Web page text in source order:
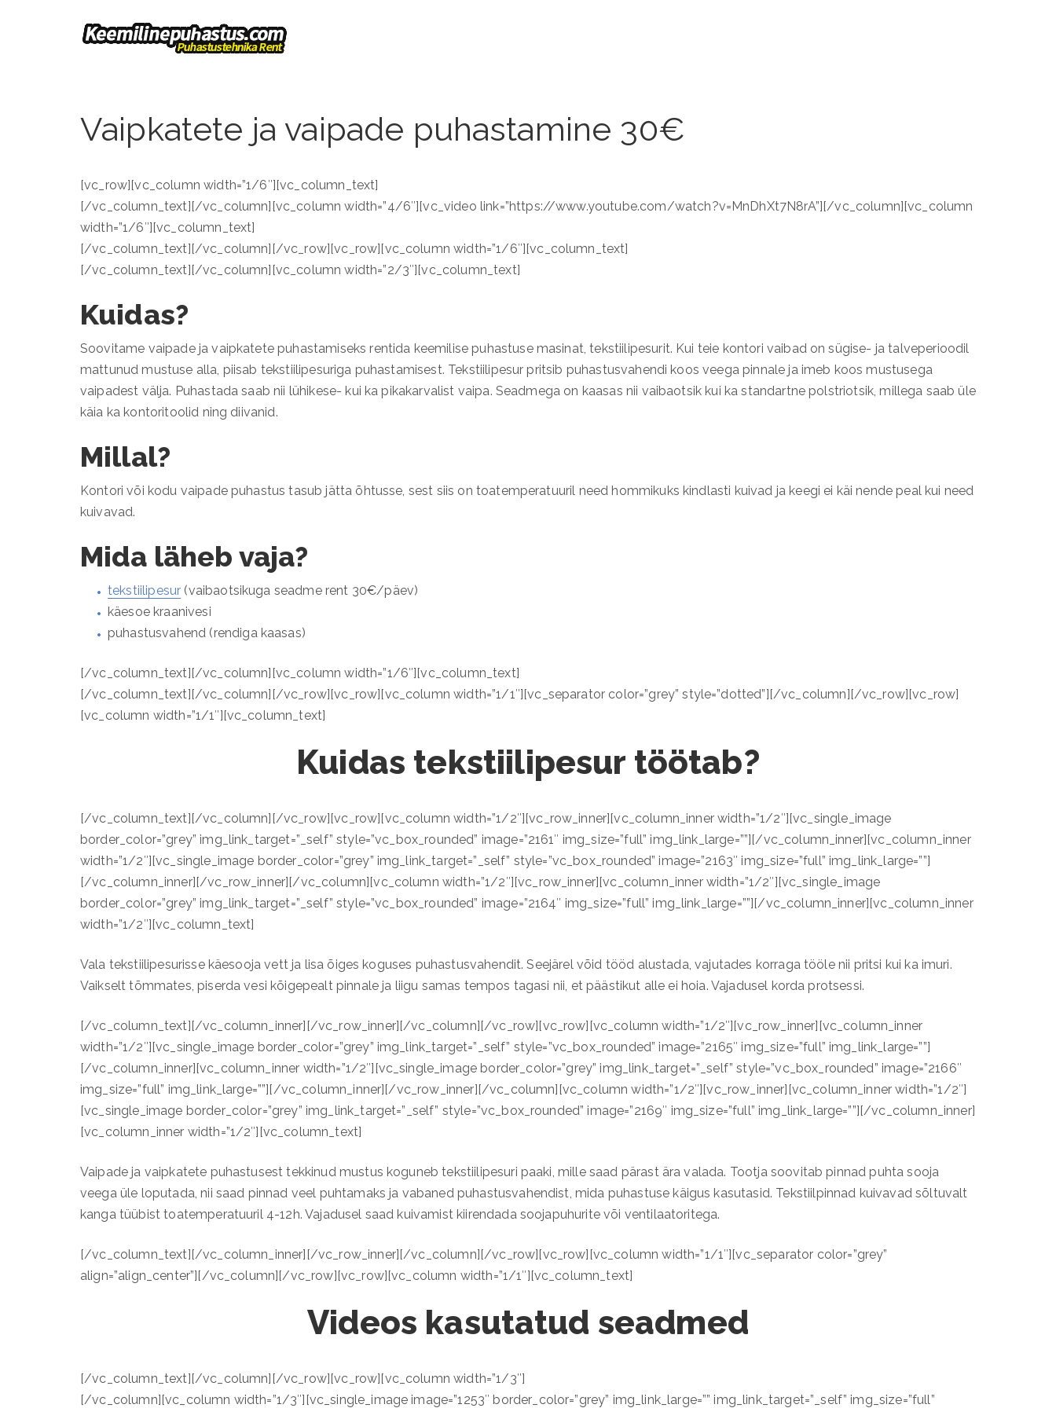
Vaipkatete ja vaipade puhastamine 30€
[vc_row][vc_column width=”1/6″][vc_column_text]
[/vc_column_text][/vc_column][vc_column width=”4/6″][vc_video link=”https://www.youtube.com/watch?v=MnDhXt7N8rA”][/vc_column][vc_column
width=”1/6″][vc_column_text]
[/vc_column_text][/vc_column][/vc_row][vc_row][vc_column width=”1/6″][vc_column_text]
[/vc_column_text][/vc_column][vc_column width=”2/3″][vc_column_text]
Kuidas?
Soovitame vaipade ja vaipkatete puhastamiseks rentida keemilise puhastuse masinat, tekstiilipesurit. Kui teie kontori vaibad on sügise- ja talveperioodil
mattunud mustuse alla, piisab tekstiilipesuriga puhastamisest. Tekstiilipesur pritsib puhastusvahendi koos veega pinnale ja imeb koos mustusega
vaipadest välja. Puhastada saab nii lühikese- kui ka pikakarvalist vaipa. Seadmega on kaasas nii vaibaotsik kui ka standartne polstriotsik, millega saab üle
käia ka kontoritoolid ning diivanid.
Millal?
Kontori või kodu vaipade puhastus tasub jätta õhtusse, sest siis on toatemperatuuril need hommikuks kindlasti kuivad ja keegi ei käi nende peal kui need
kuivavad.
Mida läheb vaja?
tekstiilipesur (vaibaotsikuga seadme rent 30€/päev)
käesoe kraanivesi
puhastusvahend (rendiga kaasas)
[/vc_column_text][/vc_column][vc_column width=”1/6″][vc_column_text]
[/vc_column_text][/vc_column][/vc_row][vc_row][vc_column width=”1/1″][vc_separator color=”grey” style=”dotted”][/vc_column][/vc_row][vc_row]
[vc_column width=”1/1″][vc_column_text]
Kuidas tekstiilipesur töötab?
[/vc_column_text][/vc_column][/vc_row][vc_row][vc_column width=”1/2″][vc_row_inner][vc_column_inner width=”1/2″][vc_single_image
border_color=”grey” img_link_target=”_self” style=”vc_box_rounded” image=”2161″ img_size=”full” img_link_large=””][/vc_column_inner][vc_column_inner
width=”1/2″][vc_single_image border_color=”grey” img_link_target=”_self” style=”vc_box_rounded” image=”2163″ img_size=”full” img_link_large=””]
[/vc_column_inner][/vc_row_inner][/vc_column][vc_column width=”1/2″][vc_row_inner][vc_column_inner width=”1/2″][vc_single_image
border_color=”grey” img_link_target=”_self” style=”vc_box_rounded” image=”2164″ img_size=”full” img_link_large=””][/vc_column_inner][vc_column_inner
width=”1/2″][vc_column_text]
Vala tekstiilipesurisse käesooja vett ja lisa õiges koguses puhastusvahendit. Seejärel võid tööd alustada, vajutades korraga tööle nii pritsi kui ka imuri.
Vaikselt tõmmates, piserda vesi kõigepealt pinnale ja liigu samas tempos tagasi nii, et päästikut alle ei hoia. Vajadusel korda protsessi.
[/vc_column_text][/vc_column_inner][/vc_row_inner][/vc_column][/vc_row][vc_row][vc_column width=”1/2″][vc_row_inner][vc_column_inner
width=”1/2″][vc_single_image border_color=”grey” img_link_target=”_self” style=”vc_box_rounded” image=”2165″ img_size=”full” img_link_large=””]
[/vc_column_inner][vc_column_inner width=”1/2″][vc_single_image border_color=”grey” img_link_target=”_self” style=”vc_box_rounded” image=”2166″
img_size=”full” img_link_large=””][/vc_column_inner][/vc_row_inner][/vc_column][vc_column width=”1/2″][vc_row_inner][vc_column_inner width=”1/2″]
[vc_single_image border_color=”grey” img_link_target=”_self” style=”vc_box_rounded” image=”2169″ img_size=”full” img_link_large=””][/vc_column_inner]
[vc_column_inner width=”1/2″][vc_column_text]
Vaipade ja vaipkatete puhastusest tekkinud mustus koguneb tekstiilipesuri paaki, mille saad pärast ära valada. Tootja soovitab pinnad puhta sooja
veega üle loputada, nii saad pinnad veel puhtamaks ja vabaned puhastusvahendist, mida puhastuse käigus kasutasid. Tekstiilpinnad kuivavad sõltuvalt
kanga tüübist toatemperatuuril 4-12h. Vajadusel saad kuivamist kiirendada soojapuhurite või ventilaatoritega.
[/vc_column_text][/vc_column_inner][/vc_row_inner][/vc_column][/vc_row][vc_row][vc_column width=”1/1″][vc_separator color=”grey”
align=”align_center”][/vc_column][/vc_row][vc_row][vc_column width=”1/1″][vc_column_text]
Videos kasutatud seadmed
[/vc_column_text][/vc_column][/vc_row][vc_row][vc_column width=”1/3″]
[/vc_column][vc_column width=”1/3″][vc_single_image image=”1253″ border_color=”grey” img_link_large=”” img_link_target=”_self” img_size=”full”